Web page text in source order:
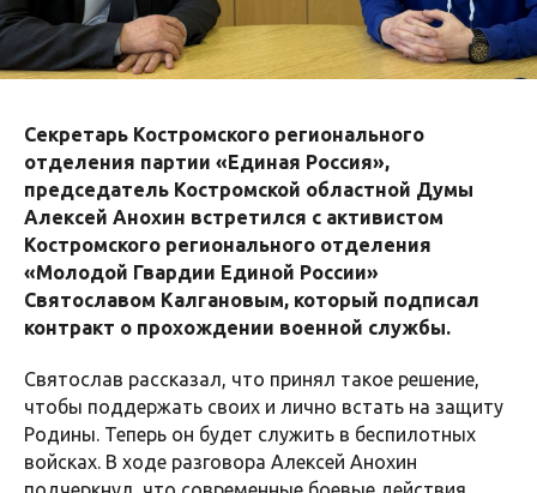
Секретарь Костромского регионального
отделения партии «Единая Россия»,
председатель Костромской областной Думы
Алексей Анохин встретился с активистом
Костромского регионального отделения
«Молодой Гвардии Единой России»
Святославом Калгановым, который подписал
контракт о прохождении военной службы.
Святослав рассказал, что принял такое решение,
чтобы поддержать своих и лично встать на защиту
Родины. Теперь он будет служить в беспилотных
войсках. В ходе разговора Алексей Анохин